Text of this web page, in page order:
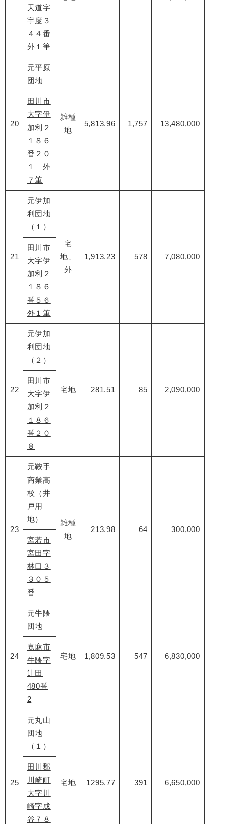
天道字
宇度３
４４番
外１筆
20
元平原
団地
雑種
地
5,813.96 1,757 13,480,000
田川市
大字伊
加利２
１８６
番２０
１ 外
７筆
21
元伊加
利団地
（１）
宅
地、
外
1,913.23 578 7,080,000
田川市
大字伊
加利２
１８６
番５６
外１筆
22
元伊加
利団地
（２）
宅地 281.51 85 2,090,000
田川市
大字伊
加利２
１８６
番２０
８
23
元鞍手
商業高
校（井
戸用
地）
雑種
地
213.98 64
300,000
宮若市
宮田字
林口３
３０５
番
24
元牛隈
団地
宅地 1,809.53 547 6,830,000
嘉麻市
牛隈字
辻田
480番
2
25
元丸山
団地
（１）
宅地 1295.77 391 6,650,000
田川郡
川崎町
大字川
崎字成
谷７８